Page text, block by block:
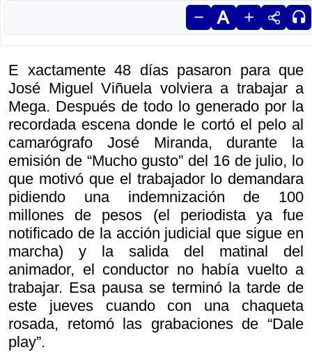
E xactamente 48 días pasaron para que
José Miguel Viñuela volviera a trabajar a
Mega. Después de todo lo generado por la
recordada escena donde le cortó el pelo al
camarógrafo José Miranda, durante la
emisión de “Mucho gusto” del 16 de julio, lo
que motivó que el trabajador lo demandara
pidiendo una indemnización de 100
millones de pesos (el periodista ya fue
notificado de la acción judicial que sigue en
marcha) y la salida del matinal del
animador, el conductor no había vuelto a
trabajar. Esa pausa se terminó la tarde de
este jueves cuando con una chaqueta
rosada, retomó las grabaciones de “Dale
play”.